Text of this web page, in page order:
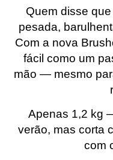
Quem disse
pesada,
Com a nova
fácil como um
mão — mesmo
Apenas 1,2 kg
verão, mas corta
com